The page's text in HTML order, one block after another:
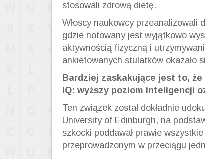
stosowali zdrową dietę.
Włoscy naukowcy przeanalizowali
gdzie notowany jest wyjątkowo
aktywnością fizyczną i
ankietowanych stulatków okazało
Bardziej zaskakujące jest to,
IQ: wyższy poziom inteligencji
Ten związek został dokładnie
University of Edinburgh, na
szkocki poddawał prawie
przeprowadzonym w przeciągu